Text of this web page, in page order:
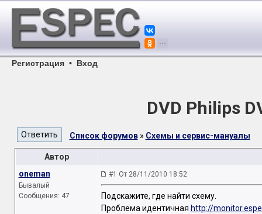
Регистрация • Вход
DVD Philips
Список форумов» Схемы и сервис-мануалы
Автор
oneman
Бывалый
Сообщения: 47
#1 От 28/11/2010 18:52
Подскажите, где найти схему.
Проблема идентичная http://